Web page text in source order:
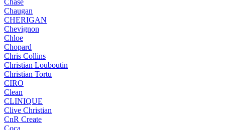
Chase
Chaugan
CHERIGAN
Chevignon
Chloe
Chopard
Chris Collins
Christian Louboutin
Christian Tortu
CIRO
Clean
CLINIQUE
Clive Christian
CnR Create
Coca